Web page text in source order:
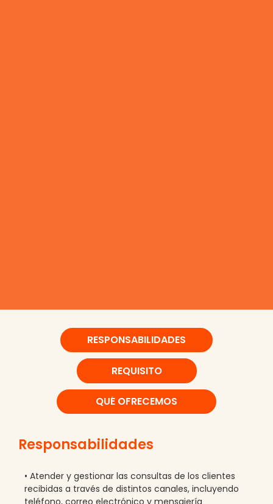
RESPONSABILIDADES
REQUISITO
QUÉ OFRECEMOS
Responsabilidades
• Atender y gestionar las consultas de los clientes
recibidas a través de distintos canales, incluyendo